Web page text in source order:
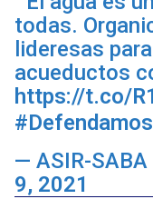
todas.
lideresas
acueductos
https://t.co/
— ASIR-SABA
9, 2021